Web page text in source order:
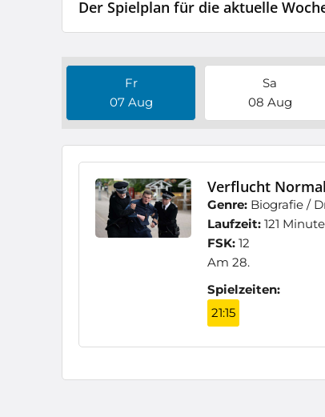
Der Spielplan für die aktuelle
Fr
07 Aug
Sa
08 Aug
Verflucht
Genre: Biografie /
Laufzeit: 121
FSK: 12
Am 28.
Spielzeiten:
21:15